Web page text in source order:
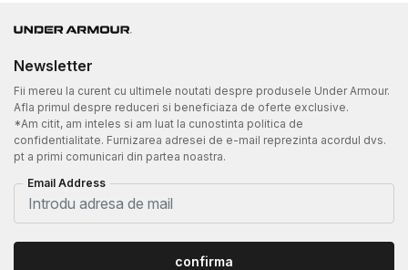
Newsletter
Fii mereu la curent cu ultimele noutati despre produsele Under Armour.
Afla primul despre reduceri si beneficiaza de oferte exclusive.
*Am citit, am inteles si am luat la cunostinta politica de
confidentialitate. Furnizarea adresei de e-mail reprezinta acordul dvs.
pt a primi comunicari din partea noastra.
Email Address
confirma